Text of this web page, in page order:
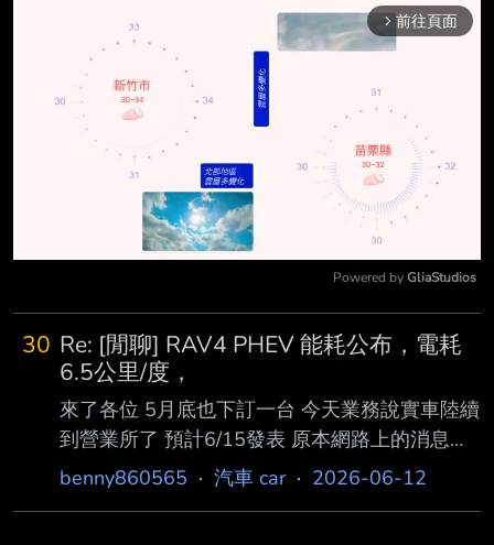
arrow_forward_ios 前往頁面
Powered by GliaStudios
30 Re: [閒聊] RAV4 PHEV 能耗公布，電耗
6.5公里/度，
來了各位 5月底也下訂一台 今天業務說實車陸續
到營業所了 預計6/15發表 原本網路上的消息是
今天發表 害我一直在等 真想把挫籤頭改成GR頭
benny860565 · 汽車 car· 2026-06-12